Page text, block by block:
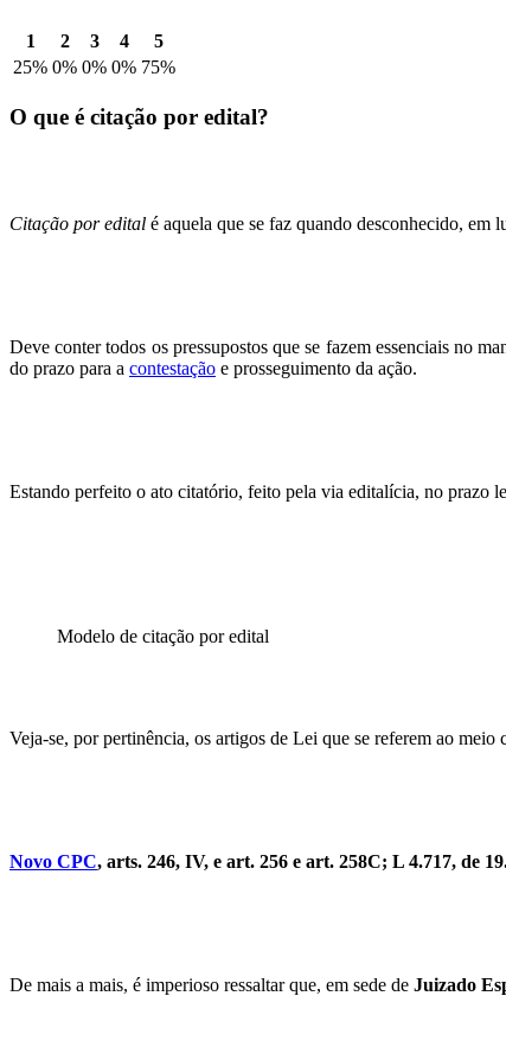
1
2 3 4
5
25% 0% 0% 0% 75%
O que é citação por edital?
Citação por edital é aquela que se faz quando desconhecido, em
Deve conter todos os pressupostos que se fazem essenciais no
do prazo para a contestação e prosseguimento da ação.
Estando perfeito o ato citatório, feito pela via editalícia, no prazo
Modelo de citação por edital
Veja-se, por pertinência, os artigos de Lei que se referem ao meio
Novo CPC, arts. 246, IV, e art. 256 e art. 258C; L 4.717, de
De mais a mais, é imperioso ressaltar que, em sede de Juizado